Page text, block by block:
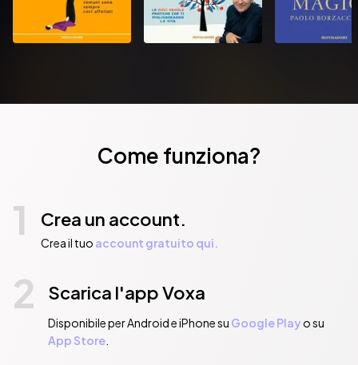
Come funziona?
1 Crea un account.
Crea il tuo account gratuito qui.
2 Scarica l'app Voxa
Disponibile per Android e iPhone su Google Playo su
App Store.